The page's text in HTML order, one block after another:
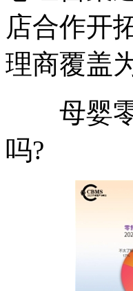
店合作开
理商覆盖
母婴零
吗?